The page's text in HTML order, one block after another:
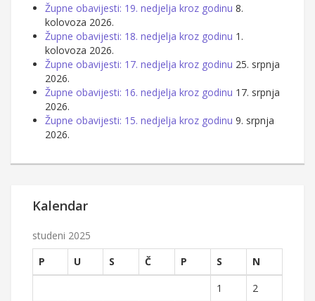
Župne obavijesti: 19. nedjelja kroz godinu 8.
kolovoza 2026.
Župne obavijesti: 18. nedjelja kroz godinu 1.
kolovoza 2026.
Župne obavijesti: 17. nedjelja kroz godinu 25. srpnja
2026.
Župne obavijesti: 16. nedjelja kroz godinu 17. srpnja
2026.
Župne obavijesti: 15. nedjelja kroz godinu 9. srpnja
2026.
Kalendar
studeni 2025
P
U S Č P S
N
1
2